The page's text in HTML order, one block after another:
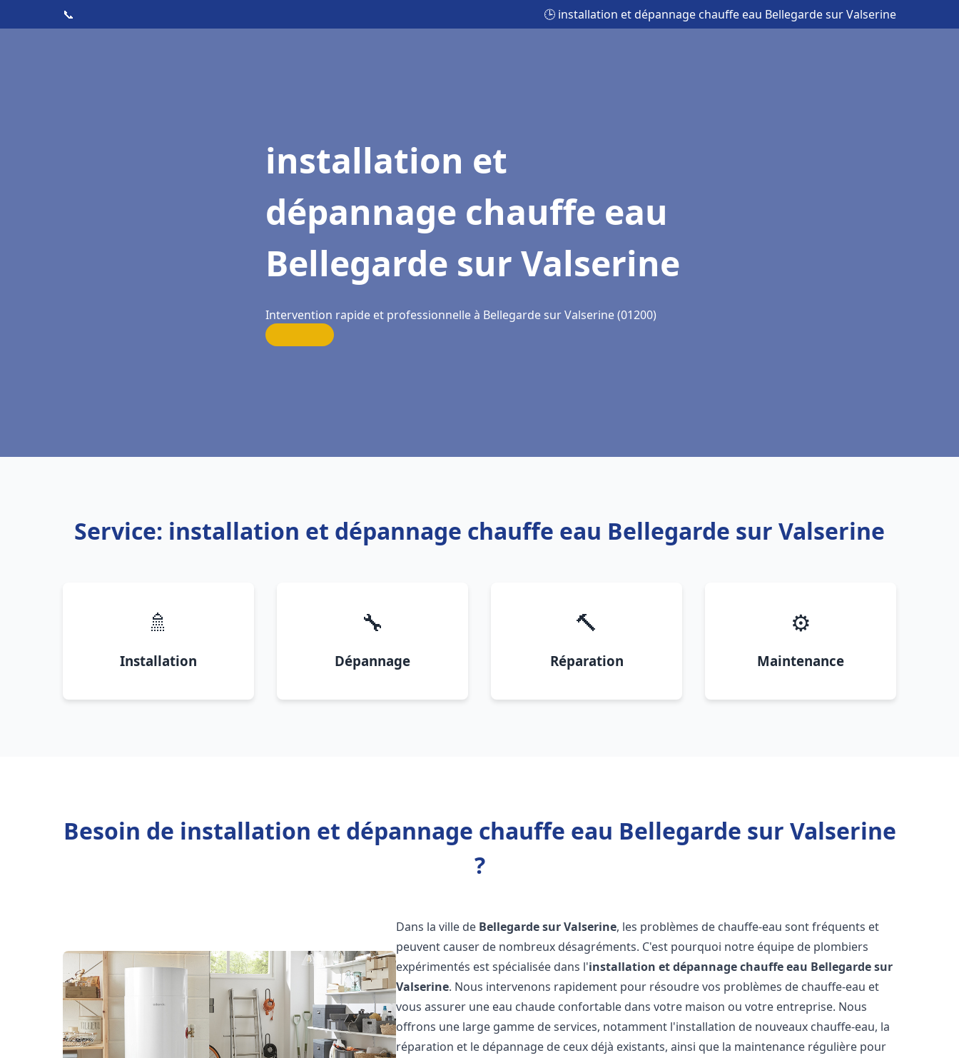
📞 🕒 installation et dépannage chauffe eau Bellegarde sur Valserine
installation et
dépannage chauffe eau
Bellegarde sur Valserine
Intervention rapide et professionnelle à Bellegarde sur Valserine (01200)
Service: installation et dépannage chauffe eau Bellegarde sur Valserine
🚿
Installation
🔧
Dépannage
🔨
Réparation
⚙️
Maintenance
Besoin de installation et dépannage chauffe eau Bellegarde sur Valserine
?
Dans la ville de Bellegarde sur Valserine, les problèmes de chauffe-eau sont fréquents et
peuvent causer de nombreux désagréments. C'est pourquoi notre équipe de plombiers
expérimentés est spécialisée dans l'installation et dépannage chauffe eau Bellegarde sur
Valserine. Nous intervenons rapidement pour résoudre vos problèmes de chauffe-eau et
vous assurer une eau chaude confortable dans votre maison ou votre entreprise. Nous
offrons une large gamme de services, notamment l'installation de nouveaux chauffe-eau, la
réparation et le dépannage de ceux déjà existants, ainsi que la maintenance régulière pour